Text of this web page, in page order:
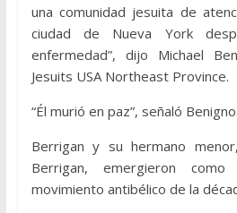
una comunidad jesuita de
ciudad de Nueva York
enfermedad”, dijo Michael
Jesuits USA Northeast Province.
“Él murió en paz”, señaló Benigno.
Berrigan y su hermano
Berrigan, emergieron
movimiento antibélico de la